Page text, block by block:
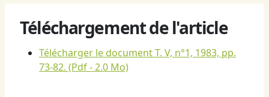
Téléchargement de l'article
Télécharger le document T. V, n°1, 1983, pp.
73-82. (Pdf - 2.0 Mo)